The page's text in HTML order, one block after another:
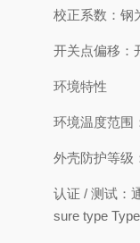
校正系数：钢
开关点偏移：
环境特性
环境温度范围
外壳防护等级
认证 / 测试：
sure type Type